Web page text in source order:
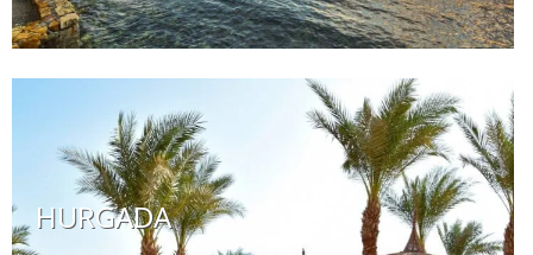
HURGADA